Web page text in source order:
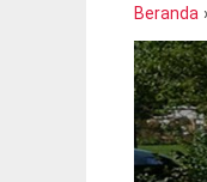
Beranda